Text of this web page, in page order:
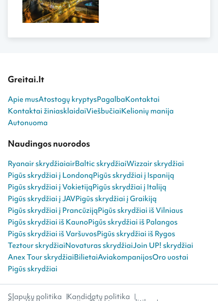
Greitai.lt
Apie musAtostogų kryptysPagalbaKontaktai
Kontaktai žiniasklaidaiViešbučiaiKelionių manija
Autonuoma
Naudingos nuorodos
Ryanair skrydžiaiairBaltic skrydžiaiWizzair skrydžiai
Pigūs skrydžiai į LondonąPigūs skrydžiai į Ispaniją
Pigūs skrydžiai į VokietijąPigūs skrydžiai į Italiją
Pigūs skrydžiai į JAVPigūs skrydžiai į Graikiją
Pigūs skrydžiai į PrancūzijąPigūs skrydžiai iš Vilniaus
Pigūs skrydžiai iš KaunoPigūs skrydžiai iš Palangos
Pigūs skrydžiai iš VaršuvosPigūs skrydžiai iš Rygos
Teztour skrydžiaiNovaturas skrydžiaiJoin UP! skrydžiai
Anex Tour skrydžiaiBilietaiAviakompanijosOro uostai
Pigūs skrydžiai
Slapukų politika Kandidatų politika